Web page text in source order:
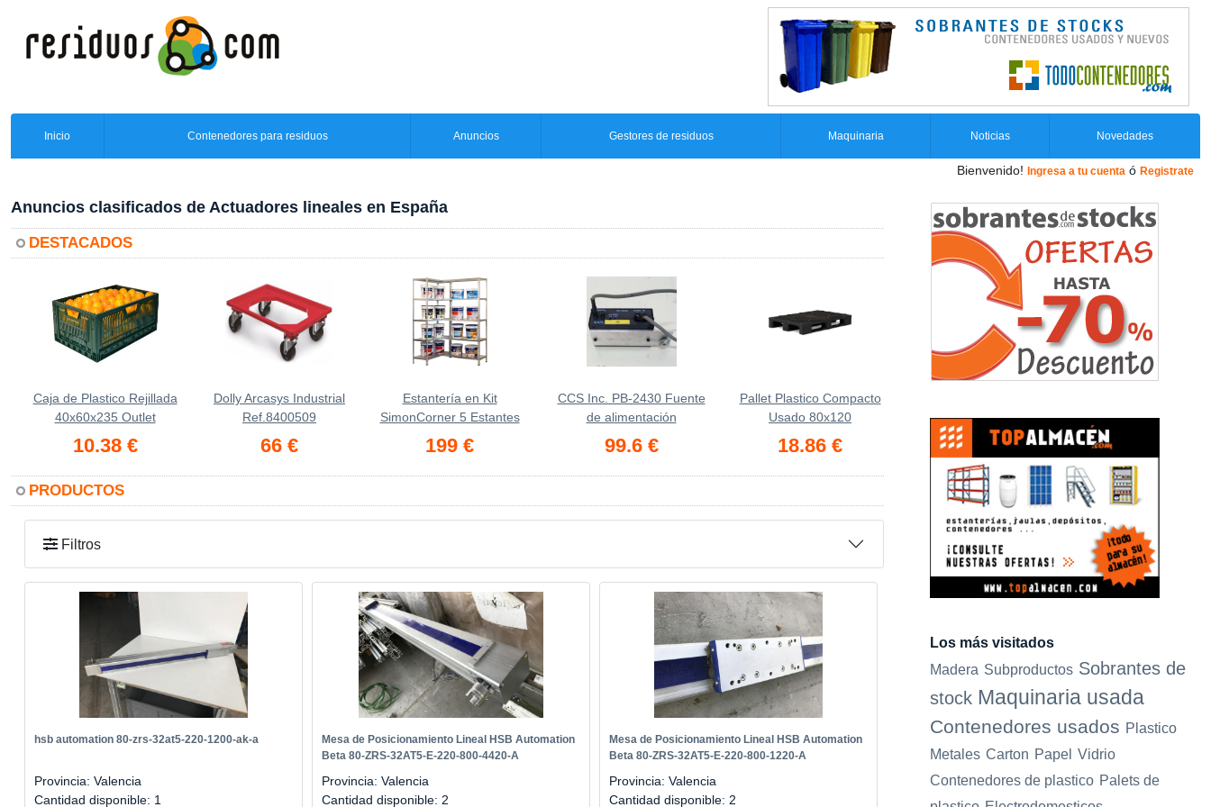
Inicio Contenedores para residuos Anuncios Gestores de residuos Maquinaria Noticias Novedades
Bienvenido! Ingresa a tu cuenta ó Registrate
Anuncios clasificados de Actuadores lineales en España
DESTACADOS
Caja de Plastico Rejillada
40x60x235 Outlet
10.38 €
Dolly Arcasys Industrial
Ref.8400509
66 €
Estantería en Kit
SimonCorner 5 Estantes
199 €
CCS Inc. PB-2430 Fuente
de alimentación
99.6 €
Pallet Plastico Compacto
Usado 80x120
18.86 €
PRODUCTOS
Filtros
hsb automation 80-zrs-32at5-220-1200-ak-a
Provincia: Valencia
Cantidad disponible: 1
Mesa de Posicionamiento Lineal HSB Automation
Beta 80-ZRS-32AT5-E-220-800-4420-A
Provincia: Valencia
Cantidad disponible: 2
Mesa de Posicionamiento Lineal HSB Automation
Beta 80-ZRS-32AT5-E-220-800-1220-A
Provincia: Valencia
Cantidad disponible: 2
Los más visitados
Madera Subproductos Sobrantes de
stock Maquinaria usada
Contenedores usados Plastico
Metales Carton Papel Vidrio
Contenedores de plastico Palets de